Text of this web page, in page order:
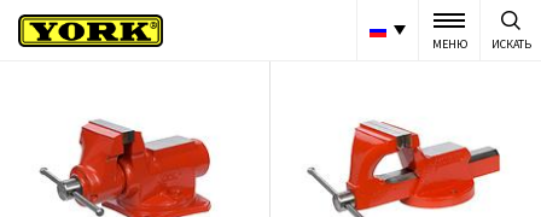
МЕНЮ ИСКАТЬ